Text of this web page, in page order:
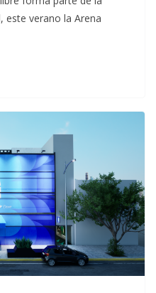
este verano la Arena